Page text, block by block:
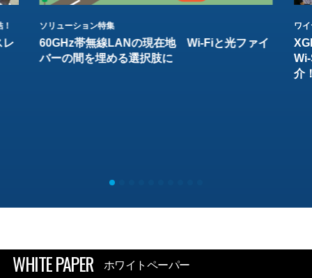
レ
ソリューション特集
60GHz帯無線LANの現在地 Wi-Fiと光ファイ
バーの間を埋める選択肢に
ワ
介
WHITE PAPER ホワイトペーパー